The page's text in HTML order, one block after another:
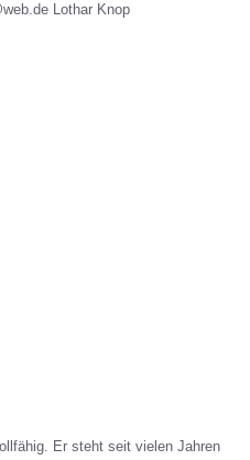
Lothar Knop
Er steht seit vielen Jahren